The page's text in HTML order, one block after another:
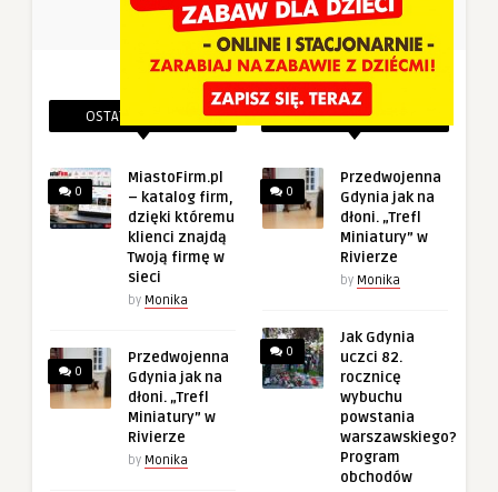
OSTATNIE PINEZKI
0
MiastoFirm.pl
– katalog firm,
dzięki któremu
klienci znajdą
Twoją firmę w
sieci
by Monika
0
Przedwojenna
Gdynia jak na
dłoni. „Trefl
Miniatury” w
Rivierze
by Monika
POWIĄZANE PINEZKI
0
Przedwojenna
Gdynia jak na
dłoni. „Trefl
Miniatury” w
Rivierze
by Monika
0
Jak Gdynia
uczci 82.
rocznicę
wybuchu
powstania
warszawskiego?
Program
obchodów